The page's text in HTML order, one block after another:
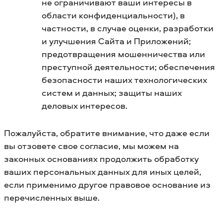
области конфиденциальности), в
частности, в случае оценки, разработки
и улучшения Сайта и Приложений;
предотвращения мошенничества или
преступной деятельности; обеспечения
безопасности наших технологических
систем и данных; защиты наших
деловых интересов.
Пожалуйста, обратите внимание, что даже если
вы отзовете свое согласие, мы можем на
законных основаниях продолжить обработку
ваших персональных данных для иных целей,
если применимо другое правовое основание из
перечисленных выше.